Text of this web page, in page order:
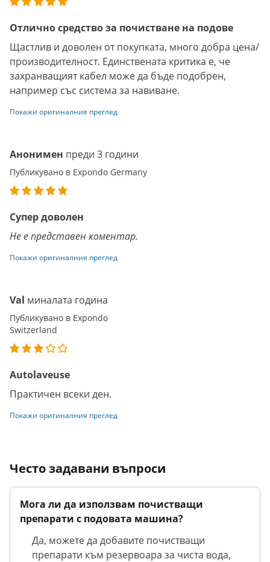
Отлично средство за почистване на подове
Щастлив и доволен от покупката, много добра цена/
производителност. Единствената критика е, че
захранващият кабел може да бъде подобрен,
например със система за навиване.
Покажи оригиналния преглед
Анонимен преди 3 години
Публикувано в Expondo Germany
Супер доволен
Не е представен коментар.
Покажи оригиналния преглед
Val миналата година
Публикувано в Expondo
Switzerland
Autolaveuse
Практичен всеки ден.
Покажи оригиналния преглед
Често задавани въпроси
Мога ли да използвам почистващи
препарати с подовата машина?
Да, можете да добавите почистващи
препарати към резервоара за чиста вода,